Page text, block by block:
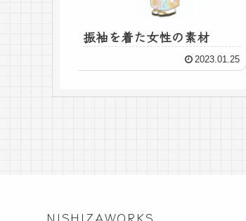
振袖を着た女性の素材
2023.01.25
NISHIZAWORKS